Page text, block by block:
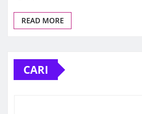
READ MORE
CARI